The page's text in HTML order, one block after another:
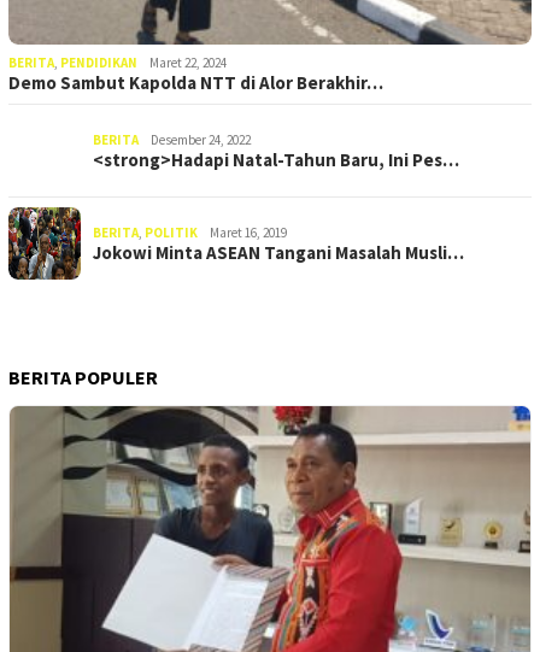
BERITA, PENDIDIKAN Maret 22, 2024
Demo Sambut Kapolda NTT di Alor Berakhir…
BERITA Desember 24, 2022
<strong>Hadapi Natal-Tahun Baru, Ini Pes…
BERITA, POLITIK Maret 16, 2019
Jokowi Minta ASEAN Tangani Masalah Musli…
BERITA POPULER